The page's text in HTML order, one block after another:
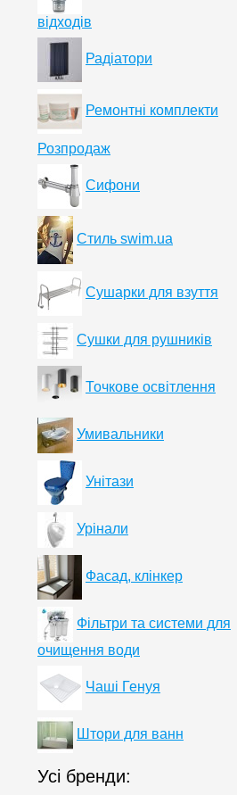
відходів
Радіатори
Ремонтні комплекти
Розпродаж
Сифони
Стиль swim.ua
Сушарки для взуття
Сушки для рушників
Точкове освітлення
Умивальники
Унітази
Урінали
Фасад, клінкер
Фільтри та системи для
очищення води
Чаші Генуя
Штори для ванн
Усі бренди: